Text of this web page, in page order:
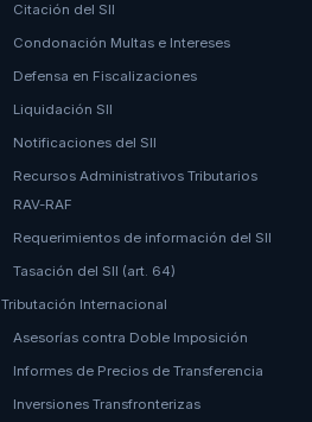
Citación del SII
Condonación Multas e Intereses
Defensa en Fiscalizaciones
Liquidación SII
Notificaciones del SII
Recursos Administrativos Tributarios
RAV-RAF
Requerimientos de información del SII
Tasación del SII (art. 64)
Tributación Internacional
Asesorías contra Doble Imposición
Informes de Precios de Transferencia
Inversiones Transfronterizas